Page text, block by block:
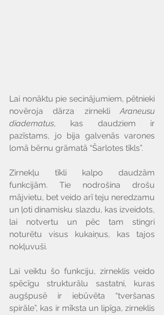
Lai nonāktu pie secinājumiem, pētnieki
novēroja dārza zirnekli Araneusu
diadematus, kas daudziem ir
pazīstams, jo bija galvenās varones
lomā bērnu grāmatā “Šarlotes tīkls”.
Zirnekļu tīkli kalpo daudzām
funkcijām. Tie nodrošina drošu
mājvietu, bet veido arī teju neredzamu
un ļoti dinamisku slazdu, kas izveidots,
lai notvertu un pēc tam stingri
noturētu visus kukaiņus, kas tajos
nokļuvuši.
Lai veiktu šo funkciju, zirneklis veido
spēcīgu strukturālu sastatni, kuras
augšpusē ir iebūvēta “tveršanas
spirāle”, kas ir mīksta un lipīga, zirneklis